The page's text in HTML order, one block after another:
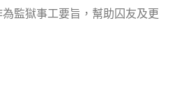
監獄事工要旨，幫助囚友及更